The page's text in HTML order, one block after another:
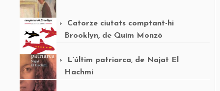
Catorze ciutats comptant-hi
Brooklyn, de Quim Monzó
L’últim patriarca, de Najat El
Hachmi